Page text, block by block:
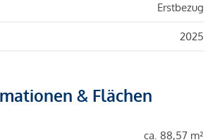
Erstbezug
2025
& Flächen
ca. 88,57 m²